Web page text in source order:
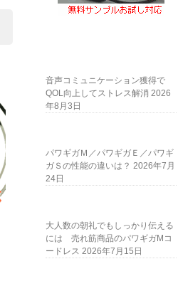
音声コミュニケーション獲得で
QOL向上してストレス解消 2026
年8月3日
パワギガＭ／パワギガＥ／パワギ
ガＳの性能の違いは？ 2026年7月
24日
大人数の朝礼でもしっかり伝える
には 売れ筋商品のパワギガMコ
ードレス 2026年7月15日